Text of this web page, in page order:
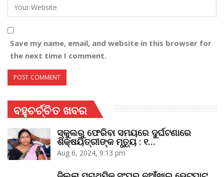
Save my name, email, and website in this browser for
the next time I comment.
ବହୁଚର୍ଚ୍ଚିତ ଖବର
ସ୍କୁଲରୁ ଫେରିବା ସମୟରେ ଦୁର୍ଘଟଣାରେ
ଶିକ୍ଷୟିତ୍ରୀଙ୍କ ମୃତ୍ୟୁ : ୧…
Aug 6, 2024, 9:13 pm